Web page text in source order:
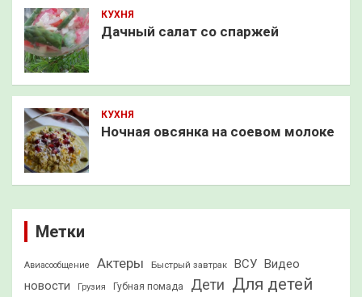
КУХНЯ
Дачный салат со спаржей
КУХНЯ
Ночная овсянка на соевом молоке
Метки
Авиасообщение Актеры Быстрый завтрак ВСУ Видео
новости
Грузия Губная помада Дети Для детей